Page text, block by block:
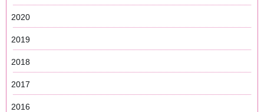
2020
2019
2018
2017
2016